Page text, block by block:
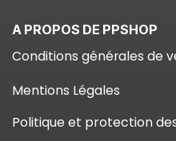
A PROPOS DE PPSHOP
Conditions générales de
Mentions Légales
Politique et protection